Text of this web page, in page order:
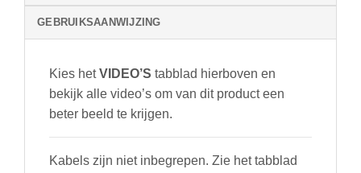
inch
GEBRUIKSAANWIJZING
Kies hetVIDEO’S tabblad hierboven en
bekijk alle video’s om van dit product een
beter beeld te krijgen.
Kabels zijn niet inbegrepen. Zie het tabblad